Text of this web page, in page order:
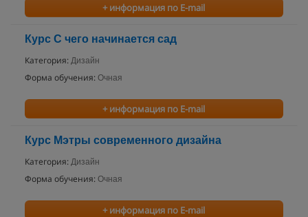
+ информация по E-mail
Курс С чего начинается сад
Категория: Дизайн
Форма обучения: Очная
+ информация по E-mail
Курс Мэтры современного дизайна
Категория: Дизайн
Форма обучения: Очная
+ информация по E-mail